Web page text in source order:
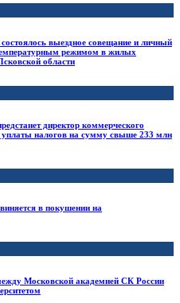
выездное совещание и личный
режимом в жилых
области
директор коммерческого
уплаты налогов на сумму свыше 233 млн
в покушении на
Московской академией СК России